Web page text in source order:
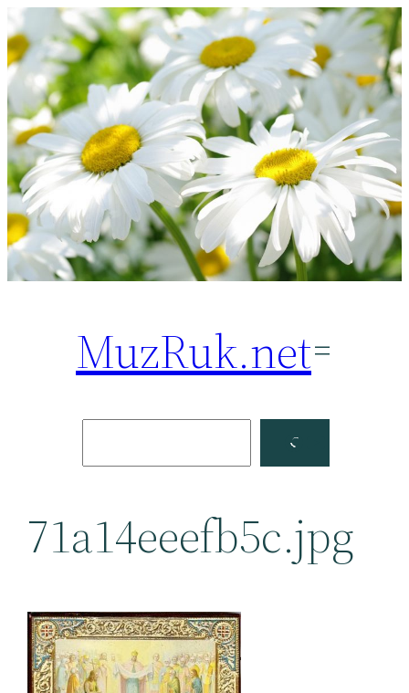
Перейти
к
содержимому
MuzRuk.net
Facebook
71a14eeefb5c.jpg